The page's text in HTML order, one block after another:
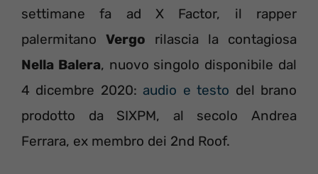
settimane fa ad X Factor, il rapper
palermitano Vergo rilascia la contagiosa
Nella Balera, nuovo singolo disponibile dal
4 dicembre 2020:audio e testo del brano
prodotto da SIXPM, al secolo Andrea
Ferrara, ex membro dei 2nd Roof.